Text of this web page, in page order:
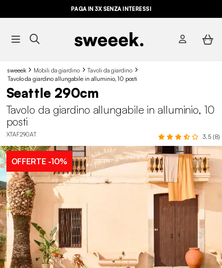
PAGA IN 3X SENZA INTERESSI
sweeek Mobili da giardino
Tavoli da giardino
Tavolo da giardino allungabile in alluminio, 10 posti
Seattle 290cm
Tavolo da giardino allungabile in alluminio, 10
posti
XTAF290AT 3.5 (8)
OFFERTE-10%